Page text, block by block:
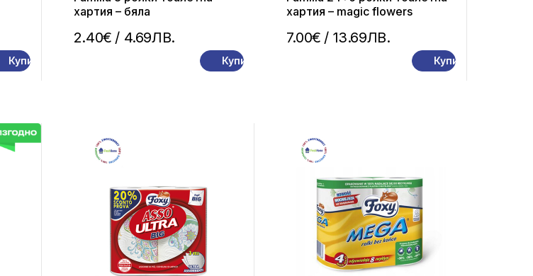
Купи
2.40€ / 4.69ЛВ.
хартия – бяла
Купи
7.00€ / 13.69ЛВ.
хартия – magic flowers
Купи